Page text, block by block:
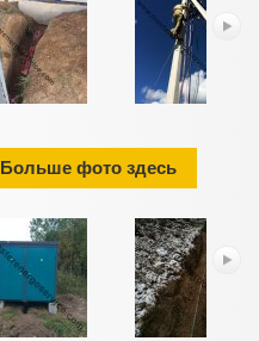
Больше фото здесь